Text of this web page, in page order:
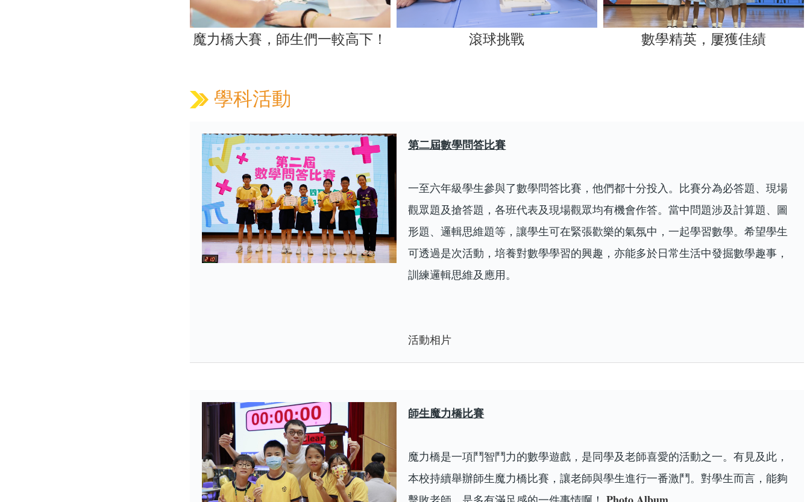
魔力橋大賽，師生們一較高下！ 滾球挑戰 數學精英，屢獲佳績
學科活動
第二屆數學問答比賽
一至六年級學生參與了數學問答比賽，他們都十分投入。比賽分為必答題、現場
觀眾題及搶答題，各班代表及現場觀眾均有機會作答。當中問題涉及計算題、圖
形題、邏輯思維題等，讓學生可在緊張歡樂的氣氛中，一起學習數學。希望學生
可透過是次活動，培養對數學學習的興趣，亦能多於日常生活中發掘數學趣事，
訓練邏輯思維及應用。
活動相片
師生魔力橋比賽
魔力橋是一項鬥智鬥力的數學遊戲，是同學及老師喜愛的活動之一。有見及此，
本校持續舉辦師生魔力橋比賽，讓老師與學生進行一番激鬥。對學生而言，能夠